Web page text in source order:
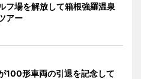
フ場を解放して箱根強羅温泉
アー
100形車両の引退を記念して